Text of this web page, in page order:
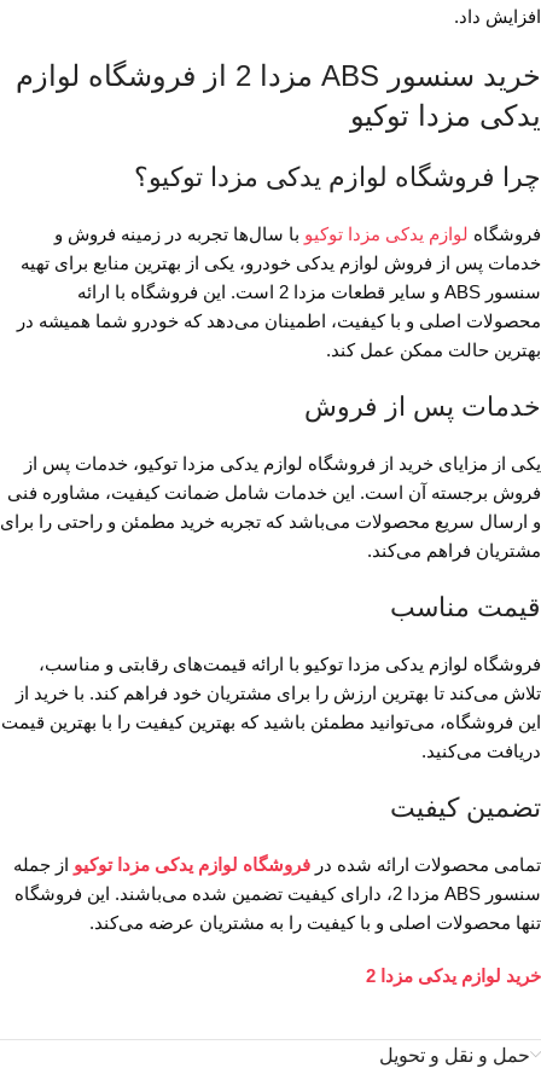
افزایش داد.
خرید سنسور ABS مزدا 2 از فروشگاه لوازم
یدکی مزدا توکیو
چرا فروشگاه لوازم یدکی مزدا توکیو؟
فروشگاه لوازم یدکی مزدا توکیو با سال‌ها تجربه در زمینه فروش و
خدمات پس از فروش لوازم یدکی خودرو، یکی از بهترین منابع برای تهیه
سنسور ABS و سایر قطعات مزدا 2 است. این فروشگاه با ارائه
محصولات اصلی و با کیفیت، اطمینان می‌دهد که خودرو شما همیشه در
بهترین حالت ممکن عمل کند.
خدمات پس از فروش
یکی از مزایای خرید از فروشگاه لوازم یدکی مزدا توکیو، خدمات پس از
فروش برجسته آن است. این خدمات شامل ضمانت کیفیت، مشاوره فنی
و ارسال سریع محصولات می‌باشد که تجربه خرید مطمئن و راحتی را برای
مشتریان فراهم می‌کند.
قیمت مناسب
فروشگاه لوازم یدکی مزدا توکیو با ارائه قیمت‌های رقابتی و مناسب،
تلاش می‌کند تا بهترین ارزش را برای مشتریان خود فراهم کند. با خرید از
این فروشگاه، می‌توانید مطمئن باشید که بهترین کیفیت را با بهترین قیمت
دریافت می‌کنید.
تضمین کیفیت
تمامی محصولات ارائه شده در فروشگاه لوازم یدکی مزدا توکیو از جمله
سنسور ABS مزدا 2، دارای کیفیت تضمین شده می‌باشند. این فروشگاه
تنها محصولات اصلی و با کیفیت را به مشتریان عرضه می‌کند.
خرید لوازم یدکی مزدا 2
حمل و نقل و تحویل